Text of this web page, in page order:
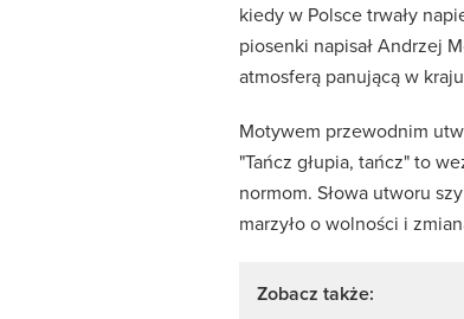
kiedy w Polsce trwały
piosenki napisał Andrzej
atmosferą panującą w
Motywem przewodnim
"Tańcz głupia, tańcz" to
normom. Słowa utworu
marzyło o wolności i
Zobacz także: